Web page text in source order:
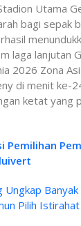
Utama
bagi sepak
laga lanjutan
2026 Zona
di menit ke-
ketat yang
Pemilihan
Ungkap
Pilih Istirahat